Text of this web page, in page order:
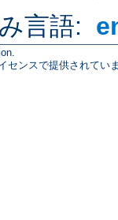
言語:
センスで提供されてい